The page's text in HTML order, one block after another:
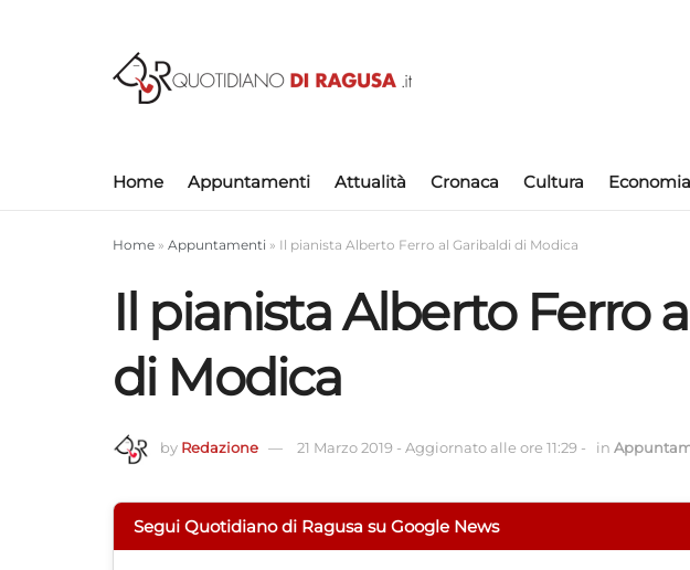
Home Appuntamenti Attualità Cronaca Cultura Economia
Home » Appuntamenti » Il pianista Alberto Ferro al Garibaldi di Modica
Il pianista Alberto Ferro
di Modica
by Redazione 21 Marzo 2019 - Aggiornato alle ore 11:29 - in
Segui Quotidiano di Ragusa su Google News